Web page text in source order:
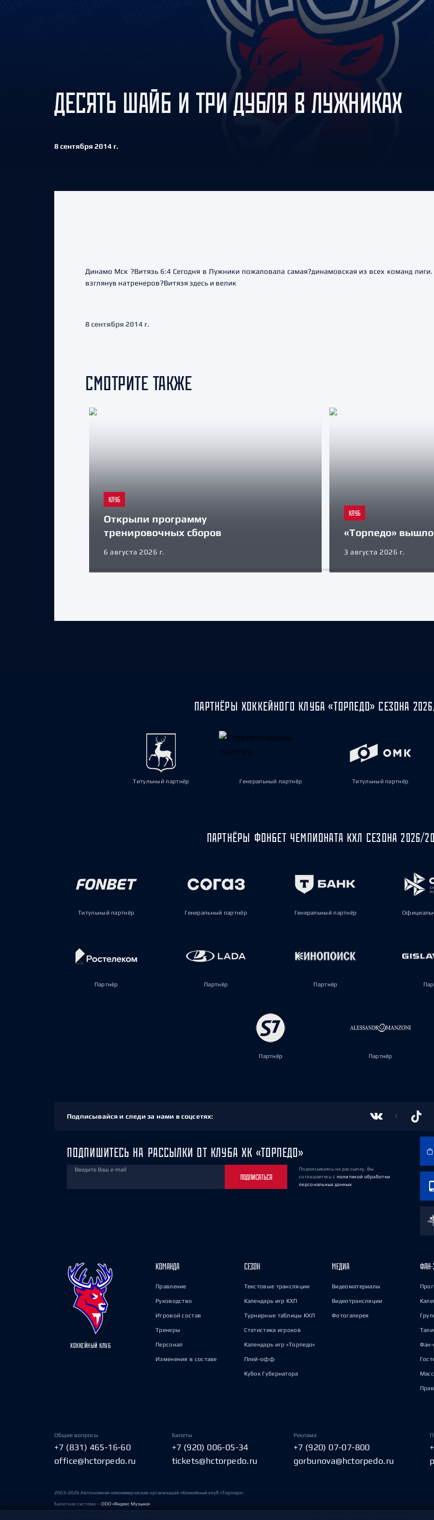
Амур
Барыс
Салават Юлаев
Сибирь
ДЕСЯТЬ ШАЙБ И ТРИ ДУБЛЯ В ЛУЖНИКАХ
8 сентября 2014 г.
Динамо Мск ?Витязь 6:4 Сегодня в Лужники пожаловала самая?динамовская из всех команд
взглянув натренеров?Витязя здесь и велик
8 сентября 2014 г.
СМОТРИТЕ ТАКЖЕ
КЛУБ
Открыли программу
тренировочных сборов
6 августа 2026 г.
КЛУБ
«Торпедо» вышло
3 августа 2026 г.
ПАРТНЁРЫ ХОККЕЙНОГО КЛУБА «ТОРПЕДО» СЕЗОНА
Титульный партнёр Генеральный партнёр Титульный партнёр
ПАРТНЁРЫ ФОНБЕТ ЧЕМПИОНАТА КХЛ СЕЗОНА 2026/
Титульный партнёр Генеральный партнёр Генеральный партнёр
Партнёр Партнёр Партнёр
Партнёр Партнёр
Подписывайся и следи за нами в соцсетях:
ПОДПИШИТЕСЬ НА РАССЫЛКИ ОТ КЛУБА ХК «ТОРПЕДО»
Введите Ваш e-mail
ПОДПИСАТЬСЯ
Подписываясь на рассылку, Вы
соглашаетесь с политикой обработки
персональных данных
ХОККЕЙНЫЙ КЛУБ
КОМАНДА
Правление
Руководство
Игровой состав
Тренеры
Персонал
Изменения в составе
СЕЗОН
Текстовые трансляции
Календарь игр КХЛ
Турнирные таблицы КХЛ
Статистика игроков
Календарь игр «Торпедо»
Плей-офф
Кубок Губернатора
МЕДИА
Видеоматериалы
Видеотрансляции
Фотогалерея
ФАН-
Фан-
Общие вопросы
+7 (831) 465-16-60
office@hctorpedo.ru
Билеты
+7 (920) 006-05-34
tickets@hctorpedo.ru
Реклама
+7 (920) 07-07-800
gorbunova@hctorpedo.ru
2003-2026 Автономная некоммерческая организация «Хоккейный клуб «Торпедо»
Билетная система —ООО «Яндекс Музыка»